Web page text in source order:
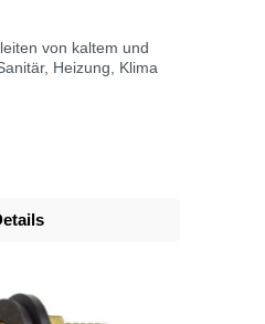
von kaltem und
Heizung, Klima